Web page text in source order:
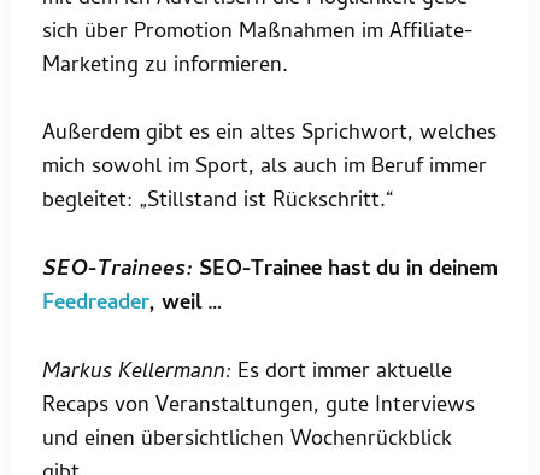
sich über Promotion Maßnahmen im Affiliate-
Marketing zu informieren.
Außerdem gibt es ein altes Sprichwort, welches
mich sowohl im Sport, als auch im Beruf immer
begleitet: „Stillstand ist Rückschritt.“
SEO-Trainees: SEO-Trainee hast du in deinem
Feedreader, weil …
Markus Kellermann: Es dort immer aktuelle
Recaps von Veranstaltungen, gute Interviews
und einen übersichtlichen Wochenrückblick